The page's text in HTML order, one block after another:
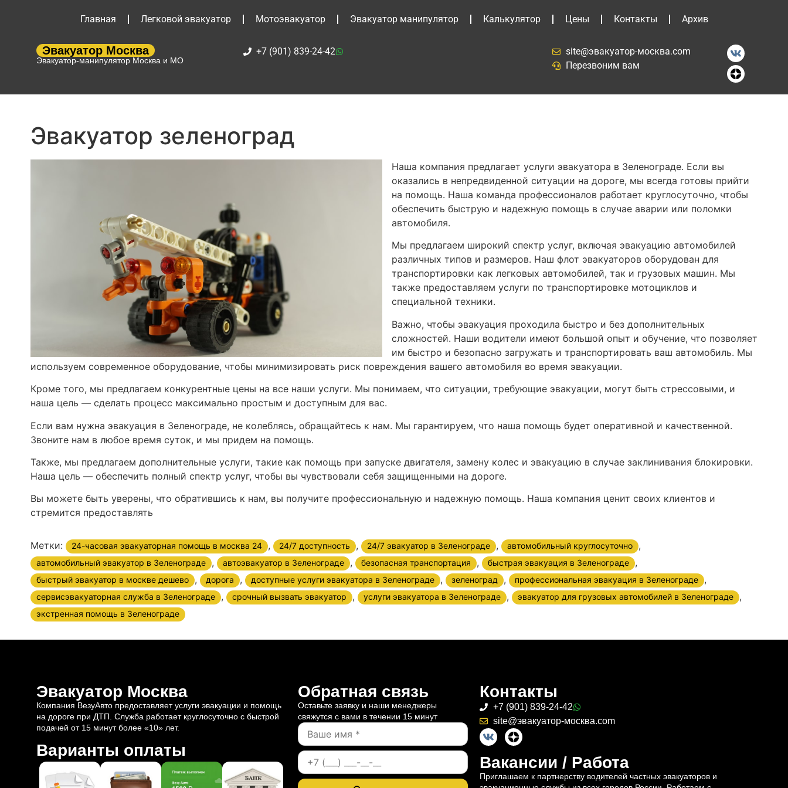
Главная Легковой эвакуатор Мотоэвакуатор Эвакуатор манипулятор Калькулятор Цены Контакты Архив
Эвакуатор Москва
Эвакуатор-манипулятор Москва и МО
+7 (901) 839-24-42
site@эвакуатор-москва.com
Перезвоним вам
Эвакуатор зеленоград
Наша компания предлагает услуги эвакуатора в Зеленограде. Если вы
оказались в непредвиденной ситуации на дороге, мы всегда готовы прийти
на помощь. Наша команда профессионалов работает круглосуточно, чтобы
обеспечить быструю и надежную помощь в случае аварии или поломки
автомобиля.
Мы предлагаем широкий спектр услуг, включая эвакуацию автомобилей
различных типов и размеров. Наш флот эвакуаторов оборудован для
транспортировки как легковых автомобилей, так и грузовых машин. Мы
также предоставляем услуги по транспортировке мотоциклов и
специальной техники.
Важно, чтобы эвакуация проходила быстро и без дополнительных
сложностей. Наши водители имеют большой опыт и обучение, что позволяет
им быстро и безопасно загружать и транспортировать ваш автомобиль. Мы
используем современное оборудование, чтобы минимизировать риск повреждения вашего автомобиля во время эвакуации.
Кроме того, мы предлагаем конкурентные цены на все наши услуги. Мы понимаем, что ситуации, требующие эвакуации, могут быть стрессовыми, и
наша цель — сделать процесс максимально простым и доступным для вас.
Если вам нужна эвакуация в Зеленограде, не колеблясь, обращайтесь к нам. Мы гарантируем, что наша помощь будет оперативной и качественной.
Звоните нам в любое время суток, и мы придем на помощь.
Также, мы предлагаем дополнительные услуги, такие как помощь при запуске двигателя, замену колес и эвакуацию в случае заклинивания блокировки.
Наша цель — обеспечить полный спектр услуг, чтобы вы чувствовали себя защищенными на дороге.
Вы можете быть уверены, что обратившись к нам, вы получите профессиональную и надежную помощь. Наша компания ценит своих клиентов и
стремится предоставлять
Метки: 24-часовая эвакуаторная помощь в москва 24 , 24/7 доступность , 24/7 эвакуатор в Зеленограде , автомобильный круглосуточно ,
автомобильный эвакуатор в Зеленограде , автоэвакуатор в Зеленограде , безопасная транспортация , быстрая эвакуация в Зеленограде ,
быстрый эвакуатор в москве дешево , дорога , доступные услуги эвакуатора в Зеленограде , зеленоград , профессиональная эвакуация в Зеленограде ,
сервисэвакуаторная служба в Зеленограде , срочный вызвать эвакуатор , услуги эвакуатора в Зеленограде , эвакуатор для грузовых автомобилей в Зеленограде ,
экстренная помощь в Зеленограде
Эвакуатор Москва
Компания ВезуАвто предоставляет услуги эвакуации и помощь
на дороге при ДТП. Служба работает круглосуточно с быстрой
подачей от 15 минут более «10» лет.
Варианты оплаты
Обратная связь
Оставьте заявку и наши менеджеры
свяжутся с вами в течении 15 минут
Контакты
+7 (901) 839-24-42
site@эвакуатор-москва.com
Вакансии / Работа
Приглашаем к партнерству водителей частных эвакуаторов и